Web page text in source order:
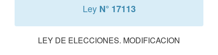
Ley N° 17113
LEY DE ELECCIONES. MODIFICACION